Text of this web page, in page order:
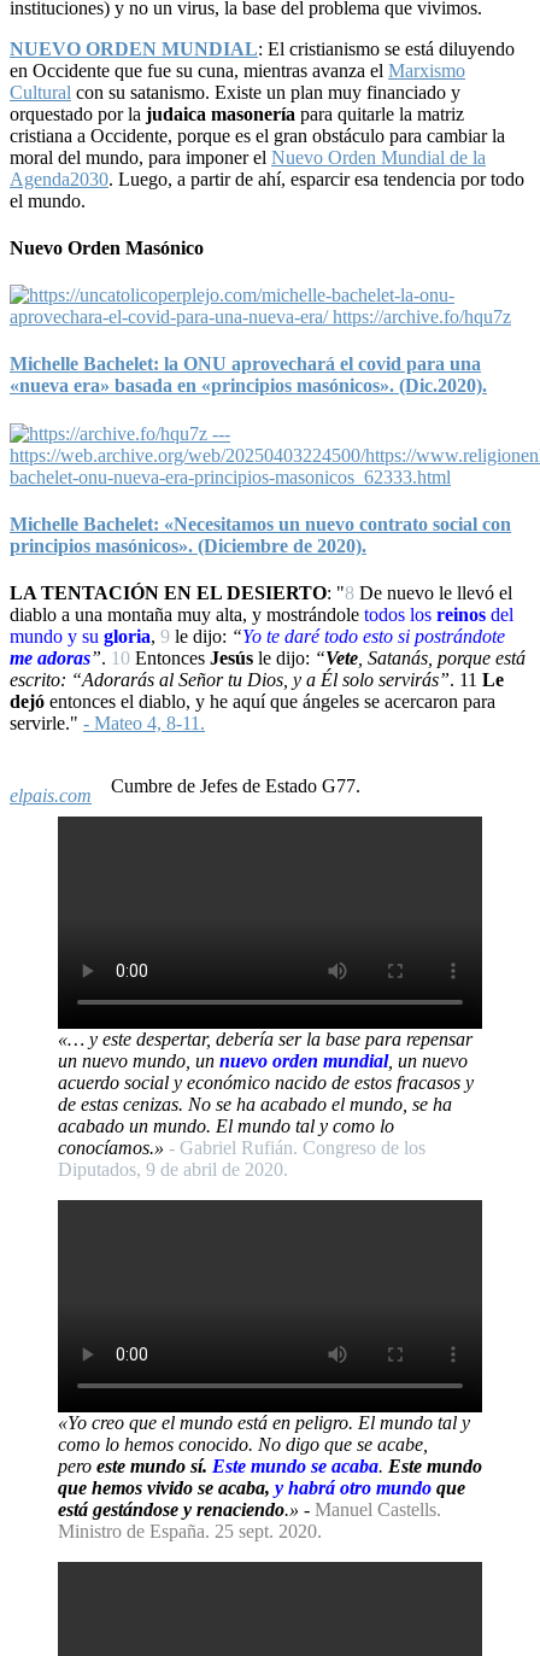
instituciones) y no un virus, la base del problema que vivimos.
NUEVO ORDEN MUNDIAL: El cristianismo se está diluyendo
en Occidente que fue su cuna, mientras avanza el Marxismo
Cultural con su satanismo. Existe un plan muy financiado y
orquestado por la judaica masonería para quitarle la matriz
cristiana a Occidente, porque es el gran obstáculo para cambiar la
moral del mundo, para imponer el Nuevo Orden Mundial de la
Agenda2030. Luego, a partir de ahí, esparcir esa tendencia por todo
el mundo.
Nuevo Orden Masónico
Michelle Bachelet: la ONU aprovechará el covid para una
«nueva era» basada en «principios masónicos». (Dic.2020).
Michelle Bachelet: «Necesitamos un nuevo contrato social con
principios masónicos». (Diciembre de 2020).
LA TENTACIÓN EN EL DESIERTO: "8 De nuevo le llevó el
diablo a una montaña muy alta, y mostrándole todos los reinos del
mundo y su gloria, 9 le dijo: “Yo te daré todo esto si postrándote
me adoras”. 10 Entonces Jesús le dijo: “Vete , Satanás, porque está
escrito: “Adorarás al Señor tu Dios, y a Él solo servirás”. 11 Le
dejó entonces el diablo, y he aquí que ángeles se acercaron para
servirle." - Mateo 4, 8-11.
elpais.com Cumbre de Jefes de Estado G77.
«… y este despertar, debería ser la base para repensar
un nuevo mundo, un nuevo orden mundial, un nuevo
acuerdo social y económico nacido de estos fracasos y
de estas cenizas. No se ha acabado el mundo, se ha
acabado un mundo. El mundo tal y como lo
conocíamos.» - Gabriel Rufián. Congreso de los
Diputados, 9 de abril de 2020.
«Yo creo que el mundo está en peligro. El mundo tal y
como lo hemos conocido. No digo que se acabe,
pero este mundo sí. Este mundo se acaba. Este mundo
que hemos vivido se acaba, y habrá otro mundo que
está gestándose y renaciendo.» - Manuel Castells.
Ministro de España. 25 sept. 2020.